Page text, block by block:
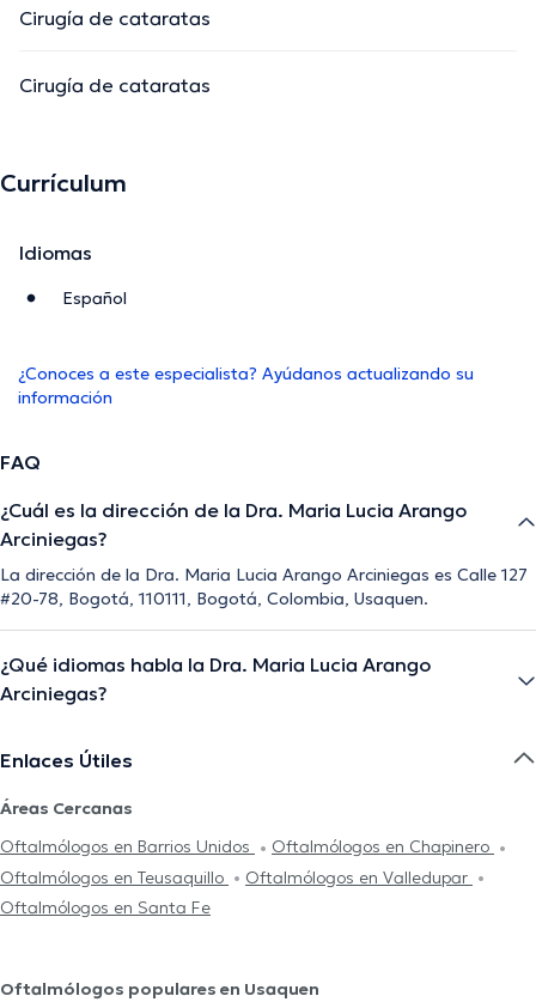
Cirugía de cataratas
Cirugía de cataratas
Currículum
Idiomas
Español
¿Conoces a este especialista? Ayúdanos actualizando su
información
FAQ
¿Cuál es la dirección de la Dra. Maria Lucia Arango
Arciniegas?
La dirección de la Dra. Maria Lucia Arango Arciniegas es Calle 127
#20-78, Bogotá, 110111, Bogotá, Colombia, Usaquen.
¿Qué idiomas habla la Dra. Maria Lucia Arango
Arciniegas?
Enlaces Útiles
Áreas Cercanas
Oftalmólogos en Barrios Unidos
Oftalmólogos en Chapinero
Oftalmólogos en Teusaquillo
Oftalmólogos en Valledupar
Oftalmólogos en Santa Fe
Oftalmólogos populares en Usaquen